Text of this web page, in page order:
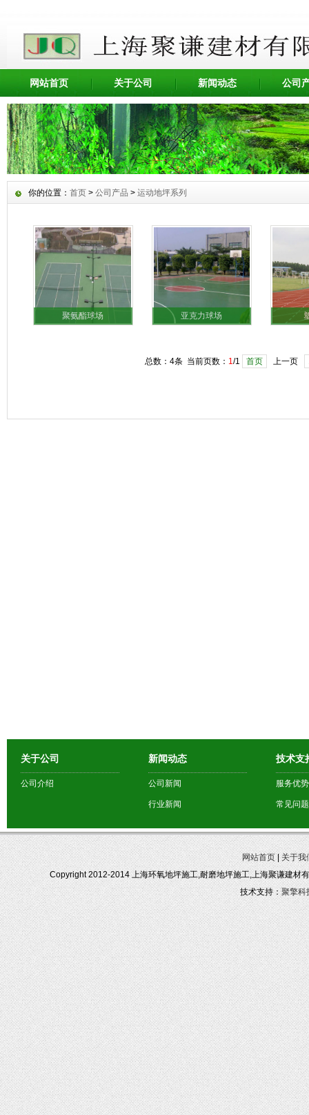
网站首页 关于公司 新闻动态 公司
你的位置： 首页 > 公司产品 > 运动地坪系列
聚氨酯球场 亚克力球场
总数：4条 当前页数： 1/1 首页 上一页
关于公司
公司介绍
新闻动态
公司新闻
行业新闻
技术支
服务优势
常见问题
网站首页|关于我
Copyright 2012-2014 上海环氧地坪施工,耐磨地坪施工,上海聚谦建材
技术支持：聚擎科